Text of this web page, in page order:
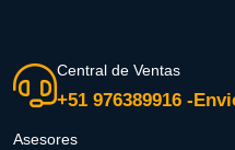
Central de Ventas
+51 976389916 -
Asesores